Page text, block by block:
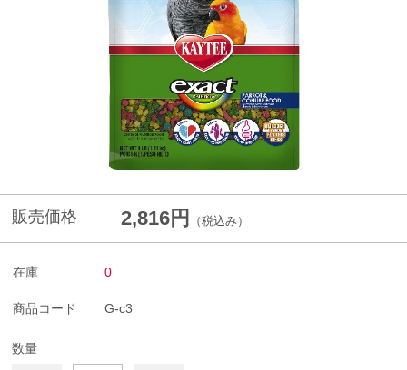
販売価格 2,816円 （税込み）
在庫 0
商品コード G-c3
数量